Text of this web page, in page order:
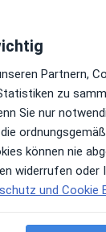
Partnern,
zu
Sie nur
können nie
widerrufen oder
und Cookie